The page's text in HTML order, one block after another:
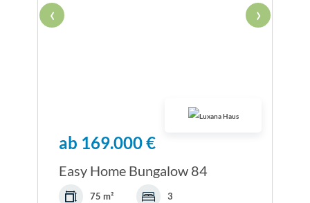
‹ ›
ab 169.000 €
Easy Home Bungalow 84
75 m² 3